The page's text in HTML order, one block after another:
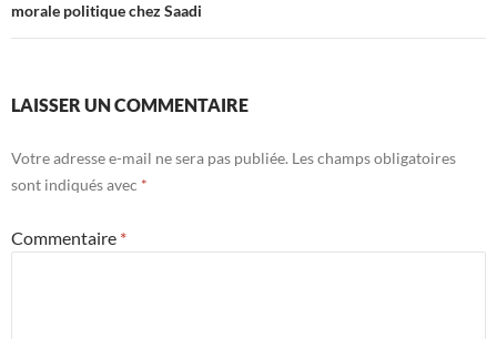
morale politique chez Saadi
LAISSER UN COMMENTAIRE
Votre adresse e-mail ne sera pas publiée. Les champs obligatoires
sont indiqués avec *
Commentaire *